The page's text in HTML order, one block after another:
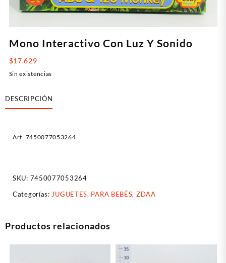
Mono Interactivo Con Luz Y Sonido
$17.629
Sin existencias
DESCRIPCIÓN
Art. 7450077053264
SKU: 7450077053264
Categorías:JUGUETES, PARA BEBÉS, ZDAA
Productos relacionados